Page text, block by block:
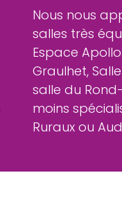
Nous nous
salles très
Espace
Graulhet,
salle du
moins
Ruraux ou